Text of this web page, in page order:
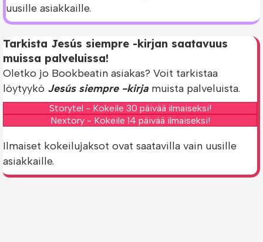
uusille asiakkaille.
Tarkista Jesús siempre -kirjan saatavuus
muissa palveluissa!
Oletko jo Bookbeatin asiakas? Voit tarkistaa
löytyykö Jesús siempre -kirja muista palveluista.
Storytel - Kokeile 30 päivää ilmaiseksi!
Nextory - Kokeile 14 päivää ilmaiseksi!
Ilmaiset kokeilujaksot ovat saatavilla vain uusille
asiakkaille.